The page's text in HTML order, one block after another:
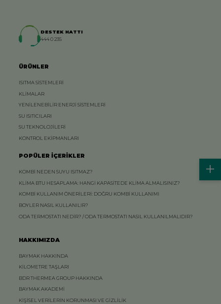
DESTEK HATTI
444 0 235
ÜRÜNLER
ISITMA SİSTEMLERİ
KLİMALAR
YENİLENEBİLİR ENERJİ SİSTEMLERİ
SU ISITICILARI
SU TEKNOLOJİLERİ
KONTROL EKİPMANLARI
POPÜLER İÇERİKLER
KOMBİ NEDEN SUYU ISITMAZ?
KLİMA BTU HESAPLAMA: HANGİ KAPASİTEDE KLİMA ALMALISINIZ?
KOMBİ KULLANIM ÖNERİLERİ: DOĞRU KOMBİ KULLANIMI
BOYLER NASIL KULLANILIR?
ODA TERMOSTATI NEDİR? / ODA TERMOSTATI NASIL KULLANILMALIDIR?
HAKKIMIZDA
BAYMAK HAKKINDA
KİLOMETRE TAŞLARI
BDR THERMEA GROUP HAKKINDA
BAYMAK AKADEMİ
KİŞİSEL VERİLERİN KORUNMASI VE GİZLİLİK